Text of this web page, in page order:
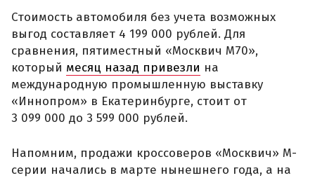
Стоимость автомобиля без учета возможных
выгод составляет 4 199 000 рублей. Для
сравнения, пятиместный «Москвич М70»,
который месяц назад привезли на
международную промышленную выставку
«Иннопром» в Екатеринбурге, стоит от
3 099 000 до 3 599 000 рублей.
Напомним, продажи кроссоверов «Москвич» М-
серии начались в марте нынешнего года, а на